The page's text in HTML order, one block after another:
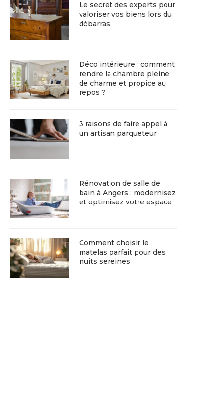
Le secret des experts pour
valoriser vos biens lors du
débarras
Déco intérieure : comment
rendre la chambre pleine
de charme et propice au
repos ?
3 raisons de faire appel à
un artisan parqueteur
Rénovation de salle de
bain à Angers : modernisez
et optimisez votre espace
Comment choisir le
matelas parfait pour des
nuits sereines